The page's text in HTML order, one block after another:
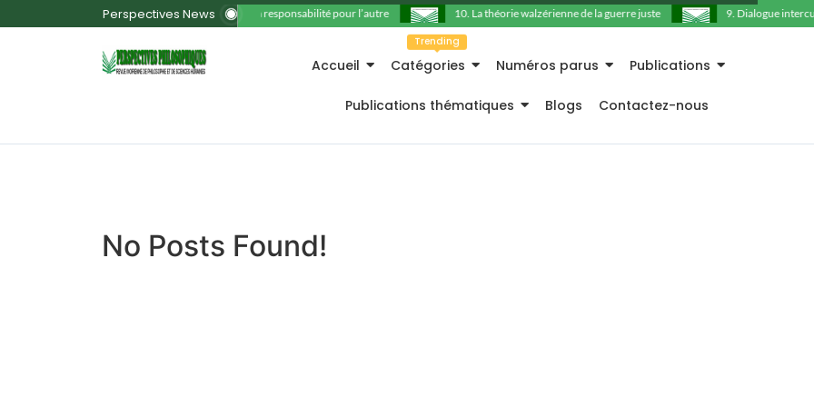
Perspectives News 11. La responsabilité pour l’autre 10. La théorie walzérienne de la guerre juste 9. Dialogue
Accueil Catégories
Trending
Numéros parus Publications
Publications thématiques Blogs Contactez-nous
No Posts Found!